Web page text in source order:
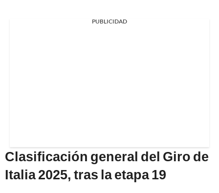
PUBLICIDAD
Clasificación general del Giro de
Italia 2025, tras la etapa 19